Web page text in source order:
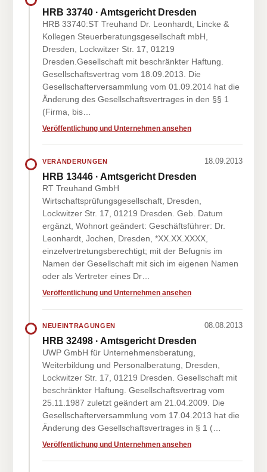
HRB 33740 · Amtsgericht Dresden
HRB 33740:ST Treuhand Dr. Leonhardt, Lincke &
Kollegen Steuerberatungsgesellschaft mbH,
Dresden, Lockwitzer Str. 17, 01219
Dresden.Gesellschaft mit beschränkter Haftung.
Gesellschaftsvertrag vom 18.09.2013. Die
Gesellschafterversammlung vom 01.09.2014 hat die
Änderung des Gesellschaftsvertrages in den §§ 1
(Firma, bis…
Veröffentlichung und Unternehmen ansehen
VERÄNDERUNGEN 18.09.2013
HRB 13446 · Amtsgericht Dresden
RT Treuhand GmbH
Wirtschaftsprüfungsgesellschaft, Dresden,
Lockwitzer Str. 17, 01219 Dresden. Geb. Datum
ergänzt, Wohnort geändert: Geschäftsführer: Dr.
Leonhardt, Jochen, Dresden, *XX.XX.XXXX,
einzelvertretungsberechtigt; mit der Befugnis im
Namen der Gesellschaft mit sich im eigenen Namen
oder als Vertreter eines Dr…
Veröffentlichung und Unternehmen ansehen
NEUEINTRAGUNGEN 08.08.2013
HRB 32498 · Amtsgericht Dresden
UWP GmbH für Unternehmensberatung,
Weiterbildung und Personalberatung, Dresden,
Lockwitzer Str. 17, 01219 Dresden. Gesellschaft mit
beschränkter Haftung. Gesellschaftsvertrag vom
25.11.1987 zuletzt geändert am 21.04.2009. Die
Gesellschafterversammlung vom 17.04.2013 hat die
Änderung des Gesellschaftsvertrages in § 1 (…
Veröffentlichung und Unternehmen ansehen